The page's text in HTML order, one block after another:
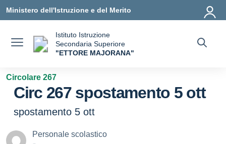
Ministero dell'Istruzione e del Merito
Istituto Istruzione
Secondaria Superiore
"ETTORE MAJORANA"
Circolare 267
Circ 267 spostamento 5 ott
spostamento 5 ott
Personale scolastico